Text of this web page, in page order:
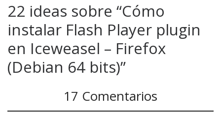
22 ideas sobre “Cómo
instalar Flash Player plugin
en Iceweasel – Firefox
(Debian 64 bits)”
17 Comentarios